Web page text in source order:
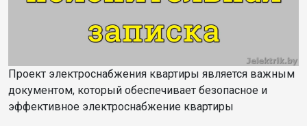
Проект электроснабжения квартиры является важным
документом, который обеспечивает безопасное и
эффективное электроснабжение квартиры